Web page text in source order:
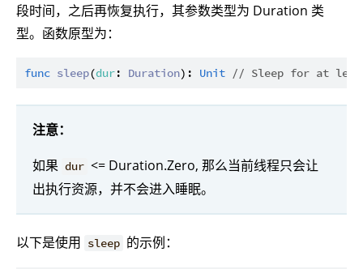
段时间，之后再恢复执行，其参数类型为 Duration 类
型。函数原型为：
func sleep(dur: Duration): Unit // Sleep for at
注意：
如果 dur <= Duration.Zero, 那么当前线程只会让
出执行资源，并不会进入睡眠。
以下是使用 sleep 的示例：